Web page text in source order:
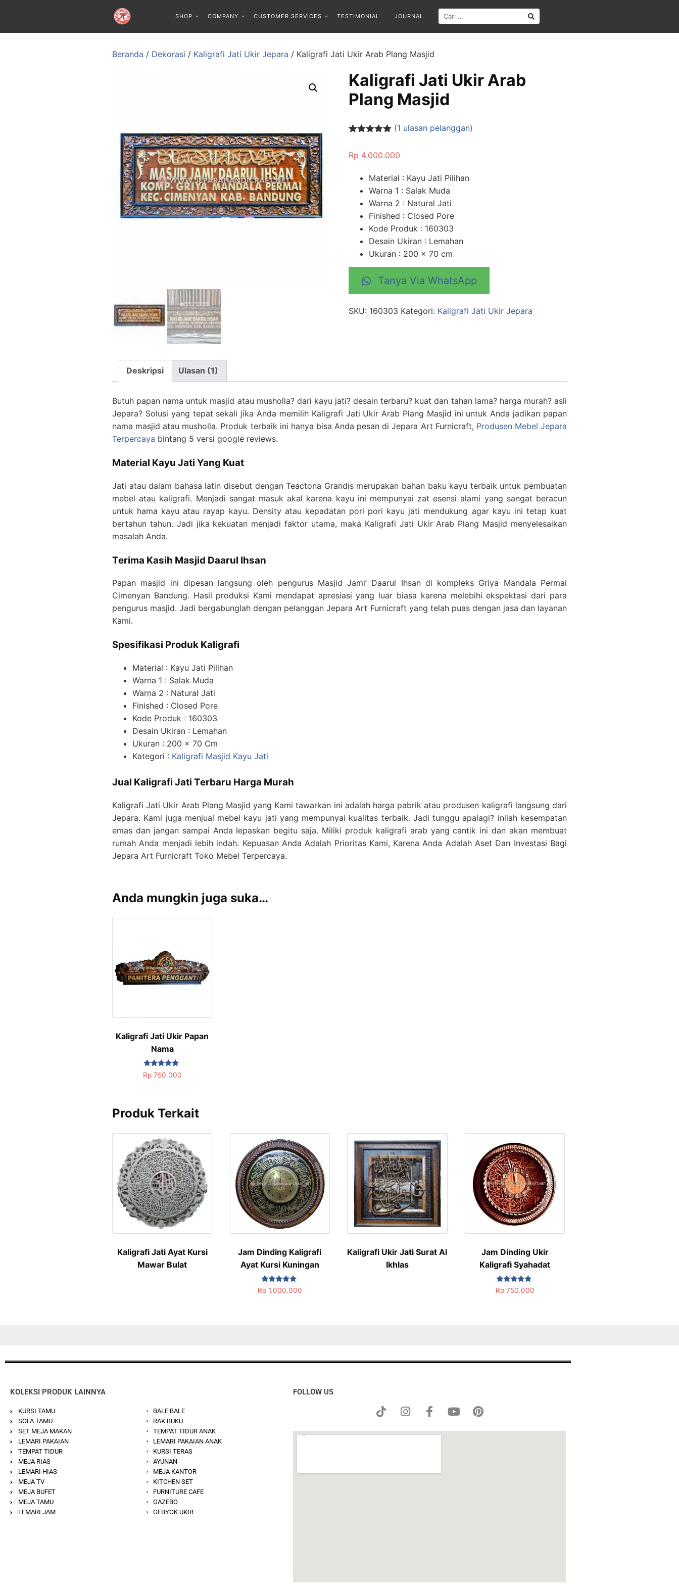
SHOP COMPANY CUSTOMER SERVICES TESTIMONIAL JOURNAL
Beranda / Dekorasi / Kaligrafi Jati Ukir Jepara / Kaligrafi Jati Ukir Arab Plang Masjid
Kaligrafi Jati Ukir Arab
Plang Masjid
berdasarka
(1 ulasan pelanggan)
Rp 4.000.000
Material : Kayu Jati Pilihan
Warna 1 : Salak Muda
Warna 2 : Natural Jati
Finished : Closed Pore
Kode Produk : 160303
Desain Ukiran : Lemahan
Ukuran : 200 x 70 cm
Tanya Via WhatsApp
SKU: 160303 Kategori: Kaligrafi Jati Ukir Jepara
Deskripsi Ulasan (1)
Butuh papan nama untuk masjid atau musholla? dari kayu jati? desain terbaru? kuat dan tahan lama? harga murah? asli
Jepara? Solusi yang tepat sekali jika Anda memilih Kaligrafi Jati Ukir Arab Plang Masjid ini untuk Anda jadikan papan
nama masjid atau musholla. Produk terbaik ini hanya bisa Anda pesan di Jepara Art Furnicraft, Produsen Mebel Jepara
Terpercaya bintang 5 versi google reviews.
Material Kayu Jati Yang Kuat
Jati atau dalam bahasa latin disebut dengan Teactona Grandis merupakan bahan baku kayu terbaik untuk pembuatan
mebel atau kaligrafi. Menjadi sangat masuk akal karena kayu ini mempunyai zat esensi alami yang sangat beracun
untuk hama kayu atau rayap kayu. Density atau kepadatan pori pori kayu jati mendukung agar kayu ini tetap kuat
bertahun tahun. Jadi jika kekuatan menjadi faktor utama, maka Kaligrafi Jati Ukir Arab Plang Masjid menyelesaikan
masalah Anda.
Terima Kasih Masjid Daarul Ihsan
Papan masjid ini dipesan langsung oleh pengurus Masjid Jami’ Daarul Ihsan di kompleks Griya Mandala Permai
Cimenyan Bandung. Hasil produksi Kami mendapat apresiasi yang luar biasa karena melebihi ekspektasi dari para
pengurus masjid. Jadi bergabunglah dengan pelanggan Jepara Art Furnicraft yang telah puas dengan jasa dan layanan
Kami.
Spesifikasi Produk Kaligrafi
Material : Kayu Jati Pilihan
Warna 1 : Salak Muda
Warna 2 : Natural Jati
Finished : Closed Pore
Kode Produk : 160303
Desain Ukiran : Lemahan
Ukuran : 200 x 70 Cm
Kategori : Kaligrafi Masjid Kayu Jati
Jual Kaligrafi Jati Terbaru Harga Murah
Kaligrafi Jati Ukir Arab Plang Masjid yang Kami tawarkan ini adalah harga pabrik atau produsen kaligrafi langsung dari
Jepara. Kami juga menjual mebel kayu jati yang mempunyai kualitas terbaik. Jadi tunggu apalagi? inilah kesempatan
emas dan jangan sampai Anda lepaskan begitu saja. Miliki produk kaligrafi arab yang cantik ini dan akan membuat
rumah Anda menjadi lebih indah. Kepuasan Anda Adalah Prioritas Kami, Karena Anda Adalah Aset Dan Investasi Bagi
Jepara Art Furnicraft Toko Mebel Terpercaya.
Anda mungkin juga suka…
Kaligrafi Jati Ukir Papan
Nama
Dinilai
5.00
Rp750.000
Produk Terkait
Kaligrafi Jati Ayat Kursi
Mawar Bulat
Jam Dinding Kaligrafi
Ayat Kursi Kuningan
Dinilai
5.00
Rp1.000.000
Kaligrafi Ukir Jati Surat Al
Ikhlas
Jam Dinding Ukir
Kaligrafi Syahadat
Dinilai
5.00
Rp750.000
KOLEKSI PRODUK LAINNYA
KURSI TAMU
SOFA TAMU
SET MEJA MAKAN
LEMARI PAKAIAN
TEMPAT TIDUR
MEJA RIAS
LEMARI HIAS
MEJA TV
MEJA BUFET
MEJA TAMU
LEMARI JAM
BALE BALE
RAK BUKU
TEMPAT TIDUR ANAK
LEMARI PAKAIAN ANAK
KURSI TERAS
AYUNAN
MEJA KANTOR
KITCHEN SET
FURNITURE CAFE
GAZEBO
GEBYOK UKIR
FOLLOW US